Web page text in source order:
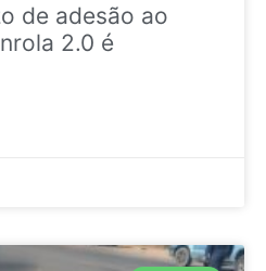
de adesão ao
2.0 é